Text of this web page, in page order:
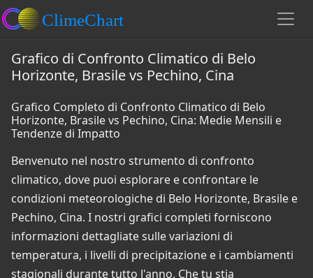
Grafico di Confronto Climatico di Belo
Horizonte, Brasile vs Pechino, Cina
Grafico Completo di Confronto Climatico di Belo
Horizonte, Brasile vs Pechino, Cina: Medie Mensili e
Tendenze di Impatto
Benvenuto nel nostro strumento di confronto
climatico, dove puoi esplorare e confrontare le
condizioni meteorologiche di Belo Horizonte, Brasile e
Pechino, Cina. I nostri grafici completi forniscono
informazioni dettagliate sulle variazioni di
temperatura, i livelli di precipitazione e i cambiamenti
stagionali durante tutto l'anno. Che tu stia